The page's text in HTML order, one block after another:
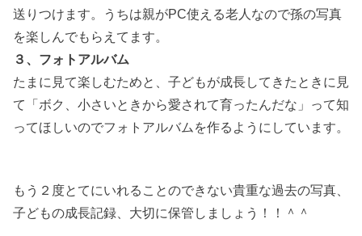
送りつけます。うちは親がPC使える老人なので孫の写真
を楽しんでもらえてます。
３、フォトアルバム
たまに見て楽しむためと、子どもが成長してきたときに見
て「ボク、小さいときから愛されて育ったんだな」って知
ってほしいのでフォトアルバムを作るようにしています。
もう２度とてにいれることのできない貴重な過去の写真、
子どもの成長記録、大切に保管しましょう！！＾＾